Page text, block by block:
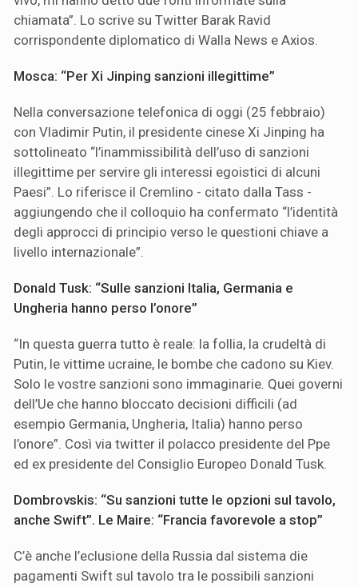
chiamata”. Lo scrive su Twitter Barak Ravid
corrispondente diplomatico di Walla News e Axios.
Mosca: “Per Xi Jinping sanzioni illegittime”
Nella conversazione telefonica di oggi (25 febbraio)
con Vladimir Putin, il presidente cinese Xi Jinping ha
sottolineato “l’inammissibilità dell’uso di sanzioni
illegittime per servire gli interessi egoistici di alcuni
Paesi”. Lo riferisce il Cremlino - citato dalla Tass -
aggiungendo che il colloquio ha confermato “l’identità
degli approcci di principio verso le questioni chiave a
livello internazionale”.
Donald Tusk: “Sulle sanzioni Italia, Germania e
Ungheria hanno perso l’onore”
“In questa guerra tutto è reale: la follia, la crudeltà di
Putin, le vittime ucraine, le bombe che cadono su Kiev.
Solo le vostre sanzioni sono immaginarie. Quei governi
dell’Ue che hanno bloccato decisioni difficili (ad
esempio Germania, Ungheria, Italia) hanno perso
l’onore”. Così via twitter il polacco presidente del Ppe
ed ex presidente del Consiglio Europeo Donald Tusk.
Dombrovskis: “Su sanzioni tutte le opzioni sul tavolo,
anche Swift”. Le Maire: “Francia favorevole a stop”
C’è anche l’eclusione della Russia dal sistema die
pagamenti Swift sul tavolo tra le possibili sanzioni